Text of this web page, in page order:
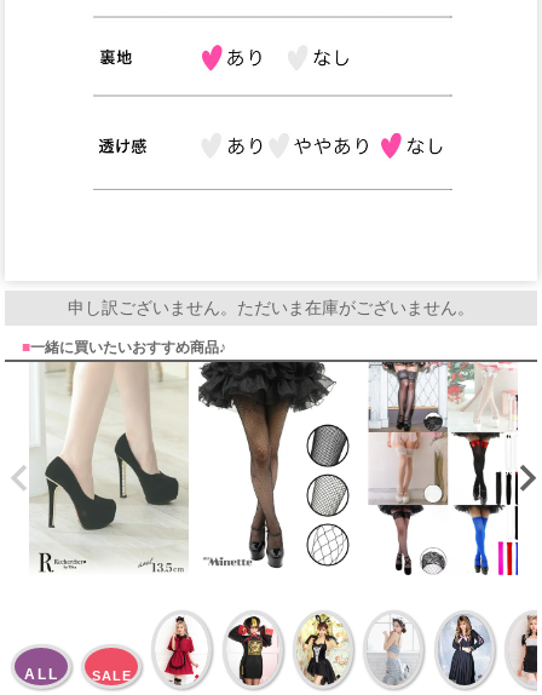
申し訳ございません。ただいま在庫がございません。
■一緒に買いたいおすすめ商品♪
ALL SALE